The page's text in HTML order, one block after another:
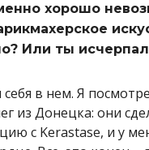
хорошо
Или ты
себя в нем. Я
из Донецка: они
с Kerastase, и у